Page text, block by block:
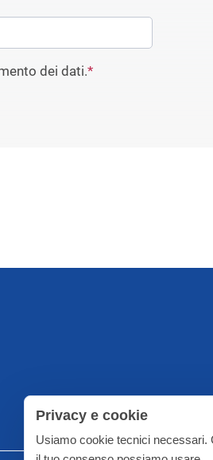
dei dati.*
Privacy e cookie
Usiamo cookie tecnici necessari.